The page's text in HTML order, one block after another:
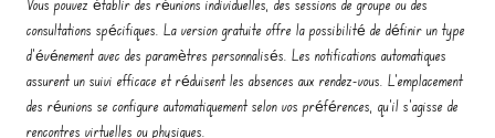
consultations spécifiques. La version gratuite offre la possibilité de définir un type
d'événement avec des paramètres personnalisés. Les notifications automatiques
assurent un suivi efficace et réduisent les absences aux rendez-vous. L'emplacement
des réunions se configure automatiquement selon vos préférences, qu'il s'agisse de
rencontres virtuelles ou physiques.